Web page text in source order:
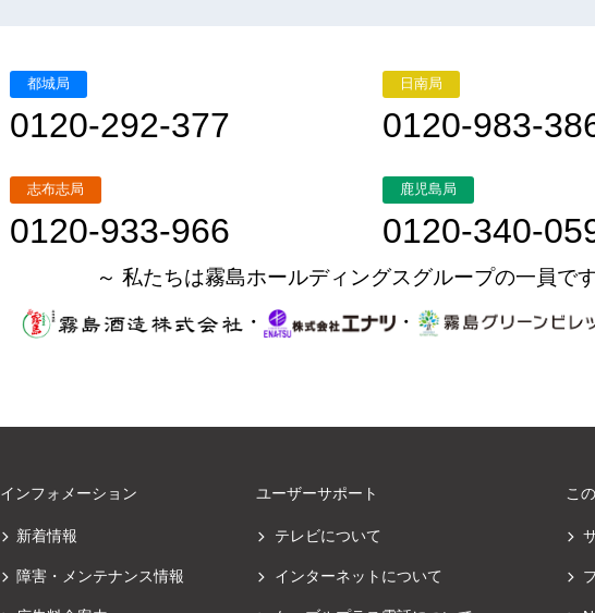
都城局
0120-292-377
日南局
0120-983-
志布志局
0120-933-966
鹿児島局
0120-340-
～ 私たちは霧島ホールディングスグループの一員で
・
・
インフォメーション
新着情報
障害・メンテナンス情報
ユーザーサポート
テレビについて
インターネットについて
こ